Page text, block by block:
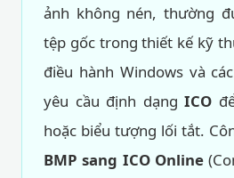
ảnh không nén, thường
tệp gốc trong thiết kế kỹ
điều hành Windows và
yêu cầu định dạng ICO
hoặc biểu tượng lối tắt.
BMP sang ICO Online